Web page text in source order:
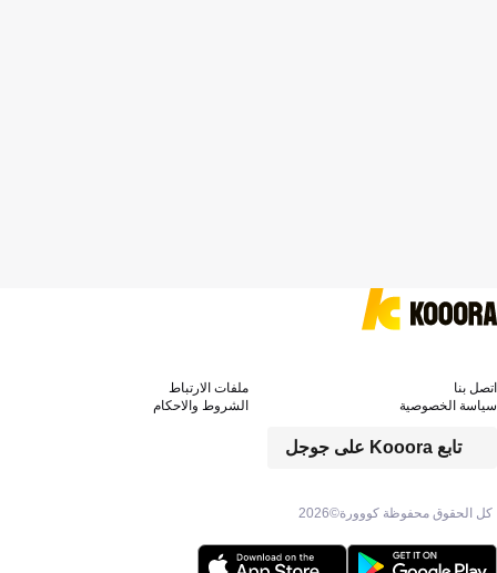
كل الحقوق محفوظة كووورة©2026
تابع Kooora على جوجل
اتصل بنا
ملفات الارتباط
سياسة الخصوصية
الشروط والاحكام